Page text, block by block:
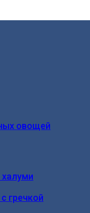
овощей
гречкой